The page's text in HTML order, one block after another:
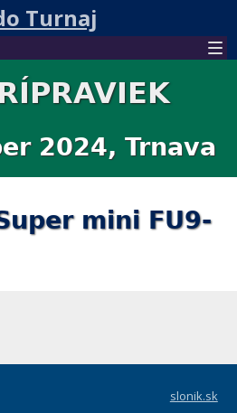
Turnaj
2024, Trnava
mini FU9-
slonik.sk